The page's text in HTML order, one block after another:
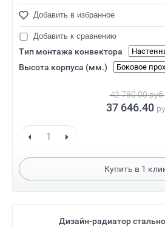
Добавить в избранное
Добавить к сравнению
Тип монтажа конвектора
Высота корпуса (мм.)
42 780.00руб.
37 646.40
Купить в 1
Дизайн-радиатор